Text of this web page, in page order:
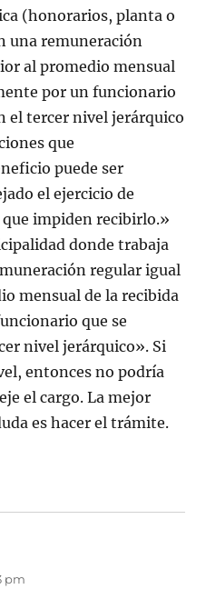
(honorarios, planta o
una remuneración
al promedio mensual
por un funcionario
el tercer nivel jerárquico
que
puede ser
el ejercicio de
que impiden recibirlo.»
donde trabaja
regular igual
mensual de la recibida
que se
nivel jerárquico». Si
entonces no podría
el cargo. La mejor
es hacer el trámite.
pm